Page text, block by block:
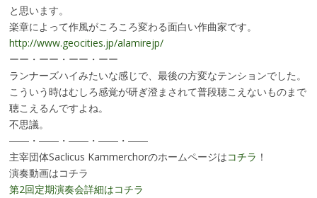
と思います。
楽章によって作風がころころ変わる面白い作曲家です。
http://www.geocities.jp/alamirejp/
ーー・ーー・ーー・ーー
ランナーズハイみたいな感じで、最後の方変なテンションでした。
こういう時はむしろ感覚が研ぎ澄まされて普段聴こえないものまで
聴こえるんですよね。
不思議。
――・――・――・――・――
主宰団体Saclicus Kammerchorのホームページはコチラ ！
演奏動画はコチラ
第2回定期演奏会詳細はコチラ